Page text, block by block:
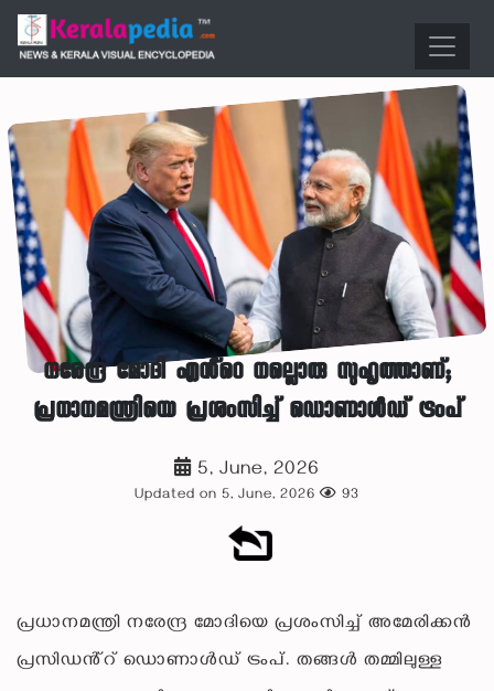
നരേന്ദ്ര മോദി എൻ്റെ നല്ലൊരു സുഹൃത്താണ്;
പ്രധാനമന്ത്രിയെ പ്രശംസിച്ച് ഡൊണാൾഡ് ട്രംപ്
5, June, 2026
Updated on 5, June, 2026 93
പ്രധാനമന്ത്രി നരേന്ദ്ര മോദിയെ പ്രശംസിച്ച് അമേരിക്കൻ
പ്രസിഡൻ്റ് ഡൊണാൾഡ് ട്രംപ്. തങ്ങൾ തമ്മിലുള്ള